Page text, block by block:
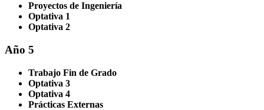
Proyectos de Ingeniería
Optativa 1
Optativa 2
Año 5
Trabajo Fin de Grado
Optativa 3
Optativa 4
Prácticas Externas